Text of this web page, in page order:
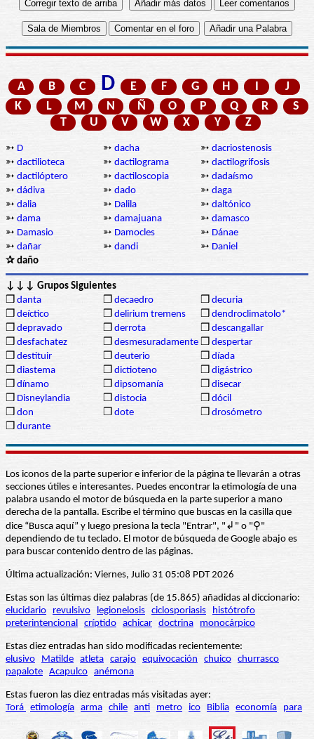
A B C D E F G H I
J
K
L M N Ñ O P Q R
S
T
U V W X Y Z
➳ D ➳ dacha ➳ dacriostenosis
➳ dactilioteca ➳ dactilograma ➳ dactilogrifosis
➳ dactilóptero ➳ dactiloscopia ➳ dadaísmo
➳ dádiva ➳ dado ➳ daga
➳ dalia ➳ Dalila ➳ daltónico
➳ dama ➳ damajuana ➳ damasco
➳ Damasio ➳ Damocles ➳ Dánae
➳ dañar ➳ dandi ➳ Daniel
✰ daño
↓↓↓ Grupos Siguientes
❒ danta ❒ decaedro ❒ decuria
❒ deíctico ❒ delirium tremens ❒ dendroclimatolo*
❒ depravado ❒ derrota ❒ descangallar
❒ desfachatez ❒ desmesuradamente ❒ despertar
❒ destituir ❒ deuterio ❒ díada
❒ diastema ❒ dictioteno ❒ digástrico
❒ dínamo ❒ dipsomanía ❒ disecar
❒ Disneylandia ❒ distocia ❒ dócil
❒ don ❒ dote ❒ drosómetro
❒ durante
Los iconos de la parte superior e inferior de la página te llevarán a otras
secciones útiles e interesantes. Puedes encontrar la etimología de una
palabra usando el motor de búsqueda en la parte superior a mano
derecha de la pantalla. Escribe el término que buscas en la casilla que
dice “Busca aquí” y luego presiona la tecla "Entrar", "↲" o "⚲"
dependiendo de tu teclado. El motor de búsqueda de Google abajo es
para buscar contenido dentro de las páginas.
Última actualización: Viernes, Julio 31 05:08 PDT 2026
Estas son las últimas diez palabras (de 15.865) añadidas al diccionario:
elucidario
revulsivo legionelosis ciclosporiasis
histótrofo
preterintencional críptido achicar doctrina monocárpico
Estas diez entradas han sido modificadas recientemente:
elusivo
Matilde atleta carajo equivocación chuico churrasco
papalote Acapulco anémona
Estas fueron las diez entradas más visitadas ayer:
Torá etimología arma chile anti metro ico Biblia economía para